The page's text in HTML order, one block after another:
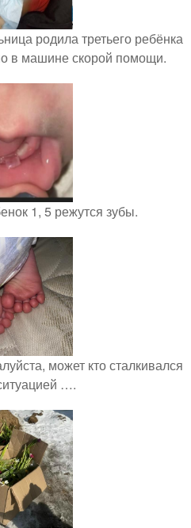
родила третьего ребёнка
в машине скорой помощи.
1, 5 режутся зубы.
может кто сталкивался
….